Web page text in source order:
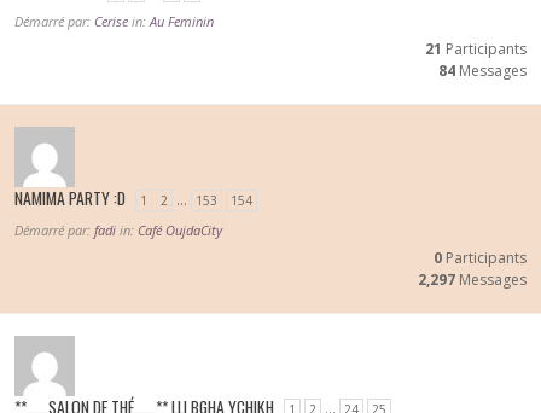
Démarré par: Cerise in: Au Feminin
21 Participants
84 Messages
NAMIMA PARTY :D 1 2 … 153 154
Démarré par: fadi in: Café OujdaCity
0 Participants
2,297 Messages
**……SALON DE THÉ……** LLI BGHA YCHIKH 1 2 … 24 25